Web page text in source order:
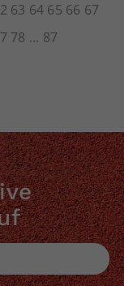
63 64 65 66 67
78 87